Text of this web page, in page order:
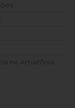
na Amazônia